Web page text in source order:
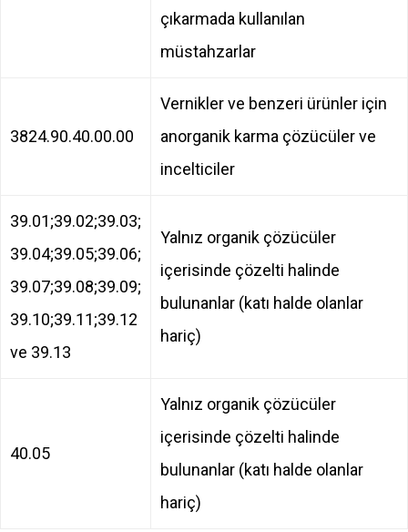
çıkarmada kullanılan
müstahzarlar
3824.90.40.00.00
Vernikler ve benzeri ürünler için
anorganik karma çözücüler ve
incelticiler
39.01;39.02;39.03;
39.04;39.05;39.06;
39.07;39.08;39.09;
39.10;39.11;39.12
ve 39.13
Yalnız organik çözücüler
içerisinde çözelti halinde
bulunanlar (katı halde olanlar
hariç)
40.05
Yalnız organik çözücüler
içerisinde çözelti halinde
bulunanlar (katı halde olanlar
hariç)